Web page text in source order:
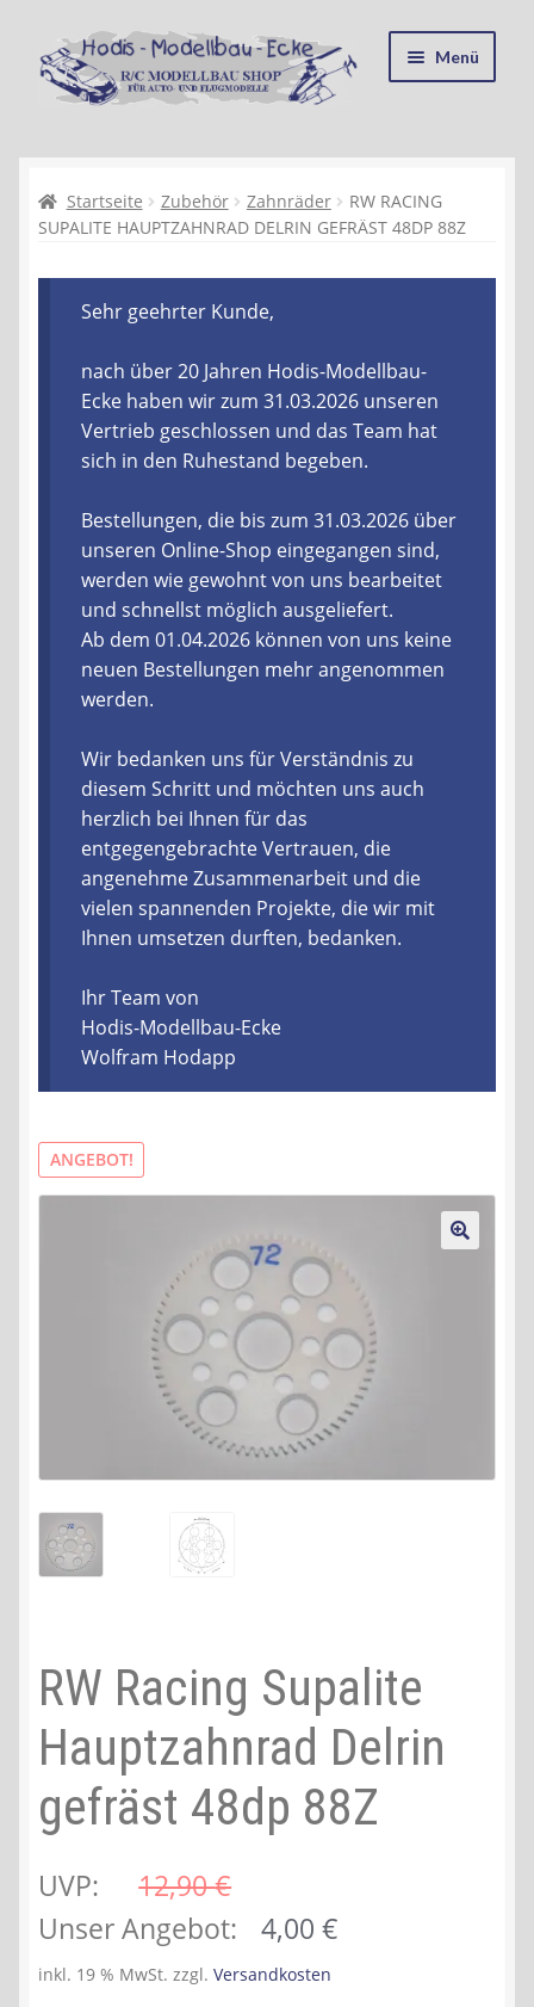
Zur
Navigation
springen
Zum
Inhalt
springen
Menü
Kasse
Recycling, Entsorgung und Umwelt
Shop
Warenkorb
Ablauf einer Bestellung
Liefer- und Versandkosten
Zahlungsarten
Lieferzeit & Verfügbarkeit
Gutschein
Batterien- und Akku Verordnung
Elektro- und Elektronikgeräte Verordnung
Vereine & Foren
Kontakt
AGB
Datenschutzerklärung
Startseite Zubehör Zahnräder
RW RACING
SUPALITE HAUPTZAHNRAD DELRIN GEFRÄST 48DP 88Z
Sehr geehrter Kunde,
nach über 20 Jahren Hodis-Modellbau-
Ecke haben wir zum 31.03.2026 unseren
Vertrieb geschlossen und das Team hat
sich in den Ruhestand begeben.
Bestellungen, die bis zum 31.03.2026 über
unseren Online-Shop eingegangen sind,
werden wie gewohnt von uns bearbeitet
und schnellst möglich ausgeliefert.
Ab dem 01.04.2026 können von uns keine
neuen Bestellungen mehr angenommen
werden.
Wir bedanken uns für Verständnis zu
diesem Schritt und möchten uns auch
herzlich bei Ihnen für das
entgegengebrachte Vertrauen, die
angenehme Zusammenarbeit und die
vielen spannenden Projekte, die wir mit
Ihnen umsetzen durften, bedanken.
Ihr Team von
Hodis-Modellbau-Ecke
Wolfram Hodapp
ANGEBOT!
RW Racing Supalite
Hauptzahnrad Delrin
gefräst 48dp 88Z
UVP: 12,90 €
Ursprünglicher
Preis
Unser Angebot: 4,00 €Aktueller
inkl. 19 % MwSt. zzgl. Versandkosten